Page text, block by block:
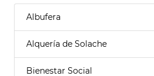
Albufera
Alquería de Solache
Bienestar Social